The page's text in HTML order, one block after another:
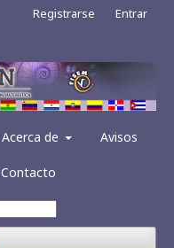
Acerca de Avisos
Contacto
Registrarse Entrar